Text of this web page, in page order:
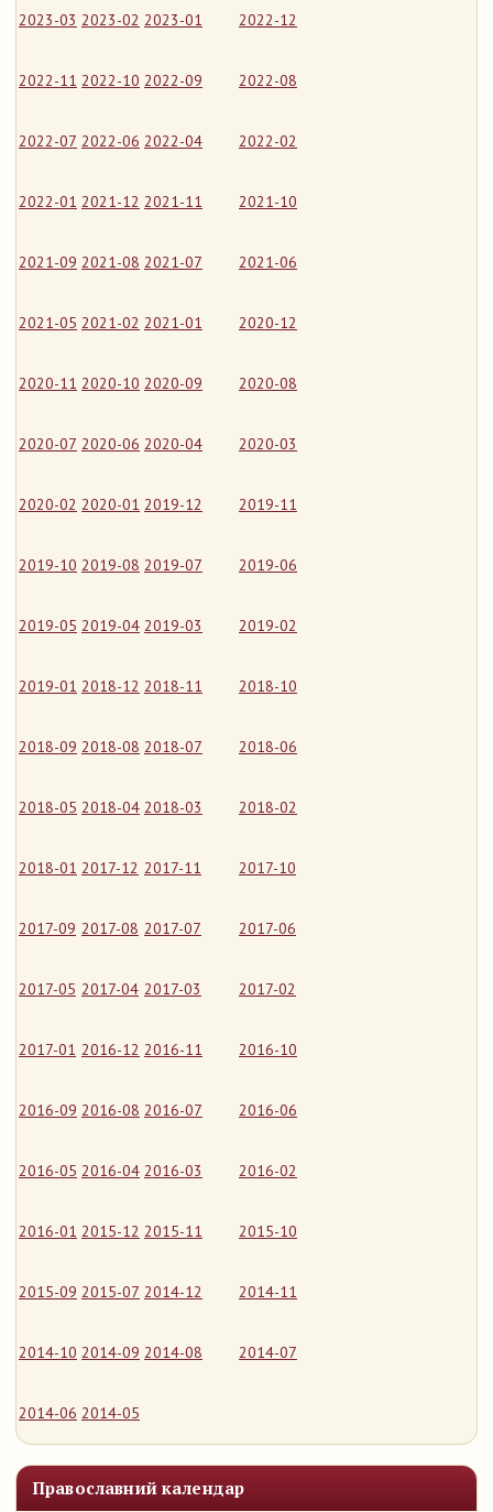
2023-03 2023-02 2023-01 2022-12
2022-11 2022-10 2022-09 2022-08
2022-07 2022-06 2022-04 2022-02
2022-01 2021-12 2021-11 2021-10
2021-09 2021-08 2021-07 2021-06
2021-05 2021-02 2021-01 2020-12
2020-11 2020-10 2020-09 2020-08
2020-07 2020-06 2020-04 2020-03
2020-02 2020-01 2019-12 2019-11
2019-10 2019-08 2019-07 2019-06
2019-05 2019-04 2019-03 2019-02
2019-01 2018-12 2018-11 2018-10
2018-09 2018-08 2018-07 2018-06
2018-05 2018-04 2018-03 2018-02
2018-01 2017-12 2017-11 2017-10
2017-09 2017-08 2017-07 2017-06
2017-05 2017-04 2017-03 2017-02
2017-01 2016-12 2016-11 2016-10
2016-09 2016-08 2016-07 2016-06
2016-05 2016-04 2016-03 2016-02
2016-01 2015-12 2015-11 2015-10
2015-09 2015-07 2014-12 2014-11
2014-10 2014-09 2014-08 2014-07
2014-06 2014-05
Православний календар